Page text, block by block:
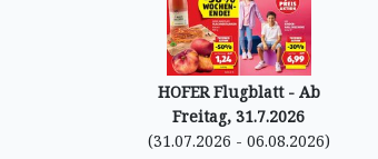
HOFER Flugblatt - Ab
Freitag, 31.7.2026
(31.07.2026 - 06.08.2026)